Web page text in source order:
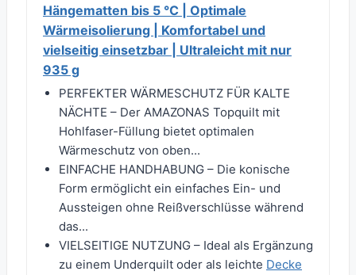
Hängematten bis 5 °C | Optimale
Wärmeisolierung | Komfortabel und
vielseitig einsetzbar | Ultraleicht mit nur
935 g
PERFEKTER WÄRMESCHUTZ FÜR KALTE
NÄCHTE – Der AMAZONAS Topquilt mit
Hohlfaser-Füllung bietet optimalen
Wärmeschutz von oben...
EINFACHE HANDHABUNG – Die konische
Form ermöglicht ein einfaches Ein- und
Aussteigen ohne Reißverschlüsse während
das...
VIELSEITIGE NUTZUNG – Ideal als Ergänzung
zu einem Underquilt oder als leichte Decke